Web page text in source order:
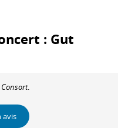
: Gut
Consort.
avis